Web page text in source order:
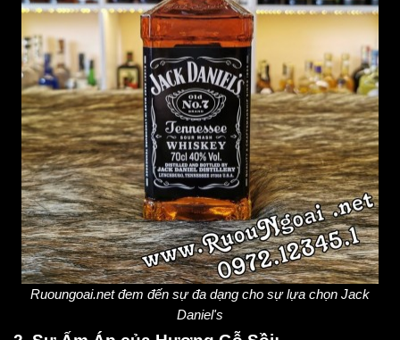
Ruoungoai.net đem đến sự đa dạng cho sự lựa chọn Jack
Daniel's